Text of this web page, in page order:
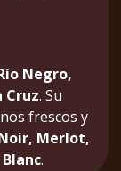
Negro,
Cruz. Su
frescos y
Merlot,
.